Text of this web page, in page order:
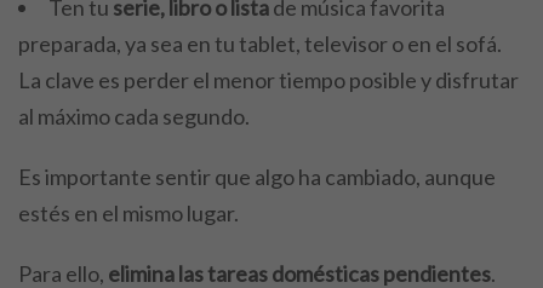
Ten tu serie, libro o listade música favorita
preparada, ya sea en tu tablet, televisor o en el sofá.
La clave es perder el menor tiempo posible y disfrutar
al máximo cada segundo.
Es importante sentir que algo ha cambiado, aunque
estés en el mismo lugar.
Para ello, elimina las tareas domésticas pendientes.